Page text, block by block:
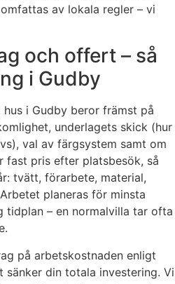
av lokala regler – vi
och offert – så
i Gudby
i Gudby beror främst på
underlagets skick (hur
val av färgsystem samt om
fast pris efter platsbesök, så
tvätt, förarbete, material,
planeras för minsta
tidplan – en normalvilla tar ofta
på arbetskostnaden enligt
sänker din totala investering. Vi